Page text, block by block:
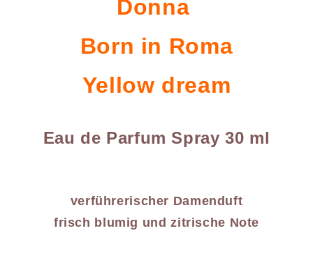
Donna
Born in Roma
Yellow dream
Eau de Parfum Spray 30 ml
verführerischer Damenduft
frisch blumig und zitrische Note